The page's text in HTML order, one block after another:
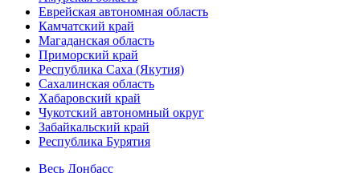
Еврейская автономная область
Камчатский край
Магаданская область
Приморский край
Республика Саха (Якутия)
Сахалинская область
Хабаровский край
Чукотский автономный округ
Забайкальский край
Республика Бурятия
Весь Донбасс